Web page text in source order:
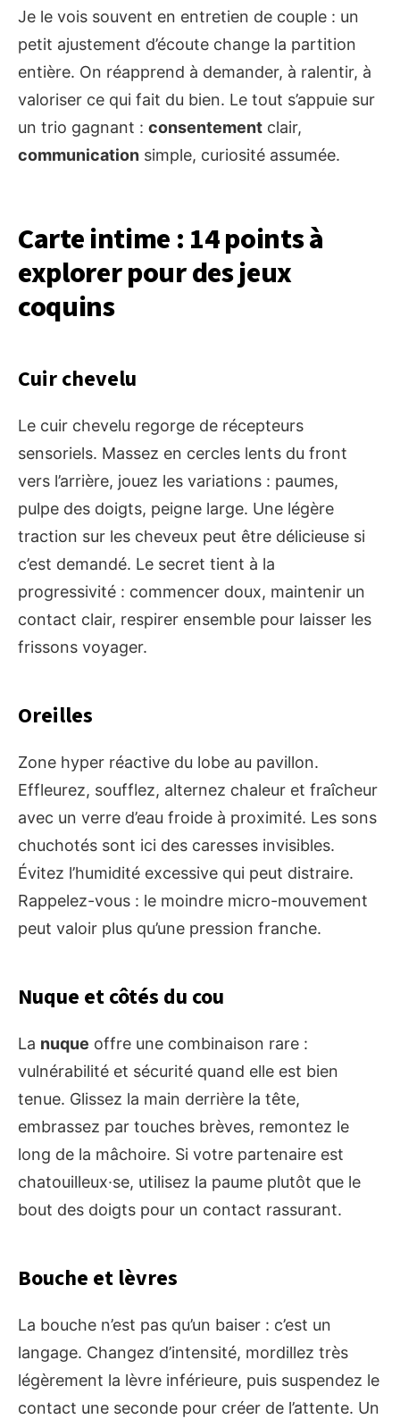
Je le vois souvent en entretien de couple : un
petit ajustement d’écoute change la partition
entière. On réapprend à demander, à ralentir, à
valoriser ce qui fait du bien. Le tout s’appuie sur
un trio gagnant : consentement clair,
communication simple, curiosité assumée.
Carte intime : 14 points à
explorer pour des jeux
coquins
Cuir chevelu
Le cuir chevelu regorge de récepteurs
sensoriels. Massez en cercles lents du front
vers l’arrière, jouez les variations : paumes,
pulpe des doigts, peigne large. Une légère
traction sur les cheveux peut être délicieuse si
c’est demandé. Le secret tient à la
progressivité : commencer doux, maintenir un
contact clair, respirer ensemble pour laisser les
frissons voyager.
Oreilles
Zone hyper réactive du lobe au pavillon.
Effleurez, soufflez, alternez chaleur et fraîcheur
avec un verre d’eau froide à proximité. Les sons
chuchotés sont ici des caresses invisibles.
Évitez l’humidité excessive qui peut distraire.
Rappelez-vous : le moindre micro-mouvement
peut valoir plus qu’une pression franche.
Nuque et côtés du cou
La nuque offre une combinaison rare :
vulnérabilité et sécurité quand elle est bien
tenue. Glissez la main derrière la tête,
embrassez par touches brèves, remontez le
long de la mâchoire. Si votre partenaire est
chatouilleux·se, utilisez la paume plutôt que le
bout des doigts pour un contact rassurant.
Bouche et lèvres
La bouche n’est pas qu’un baiser : c’est un
langage. Changez d’intensité, mordillez très
légèrement la lèvre inférieure, puis suspendez le
contact une seconde pour créer de l’attente. Un